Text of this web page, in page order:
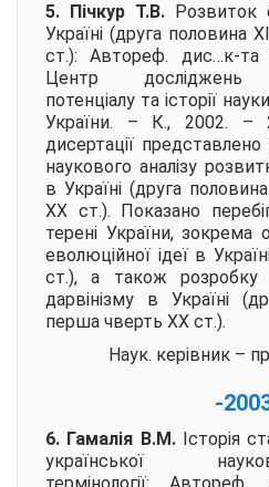
5. Пічкур Т.В. Розвиток
Україні (друга половина
ст.): Автореф. дис…к-та
Центр досліджень
потенціалу та історії
України. – К., 2002.
дисертації
наукового аналізу
в Україні (друга
ХХ ст.). Показано
терені України, зокрема
еволюційної ідеї в
ст.), а також розробку
дарвінізму в Україні
перша чверть ХХ ст.).
Наук. керівник –
-
6. Гамалія В.М. Історія
української